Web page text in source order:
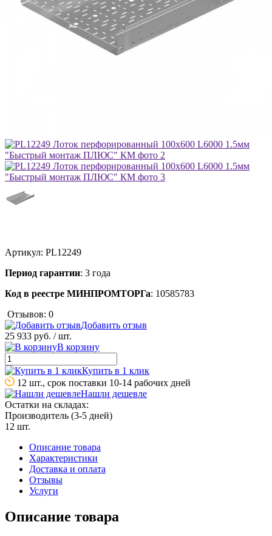
Артикул: PL12249
Период гарантии: 3 года
Код в реестре МИНПРОМТОРГа: 10585783
Отзывов: 0
Добавить отзыв
25 933 руб. / шт.
В корзину
Купить в 1 клик
12 шт., срок поставки 10-14 рабочих дней
Нашли дешевле
Остатки на складах:
Производитель (3-5 дней)
12 шт.
Описание товара
Характеристики
Доставка и оплата
Отзывы
Услуги
Описание товара